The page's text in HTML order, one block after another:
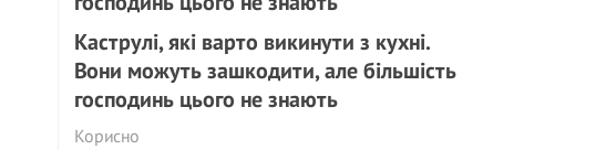
Каструлі, які варто викинути з кухні.
Вони можуть зашкoдити, але більшість
господинь цього не знають
Корисно